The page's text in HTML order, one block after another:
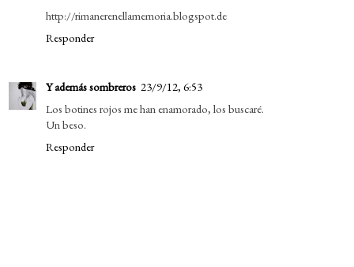
http://rimanerenellamemoria.blogspot.de
Responder
Y además sombreros 23/9/12, 6:53
Los botines rojos me han enamorado, los buscaré.
Un beso.
Responder